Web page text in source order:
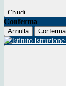
Chiudi
Conferma
Annulla Conferma